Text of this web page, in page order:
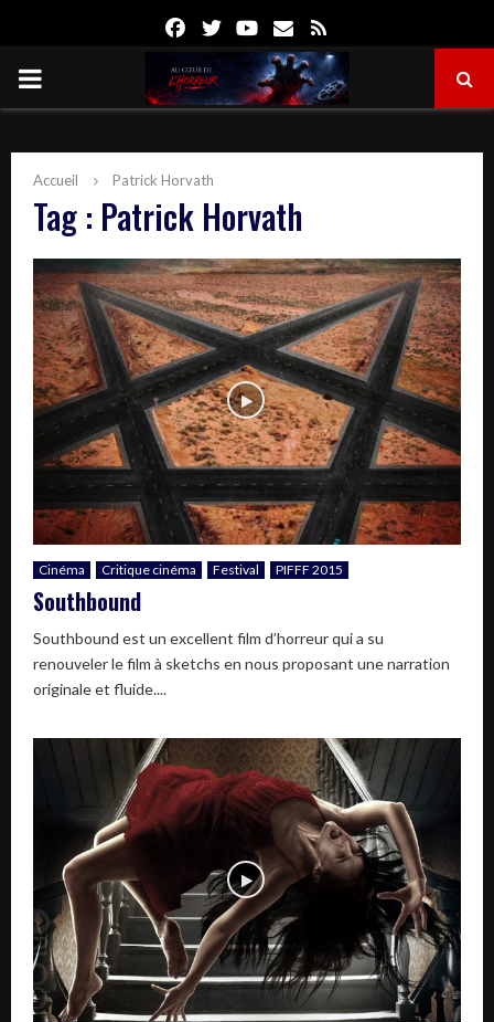
FacebookTwitterYoutube
Email
PRIMARY
Accueil Patrick Horvath
Tag : Patrick Horvath
Cinéma Critique cinéma Festival PIFFF 2015
Southbound
Southbound est un excellent film d’horreur qui a su
renouveler le film à sketchs en nous proposant une narration
originale et fluide....